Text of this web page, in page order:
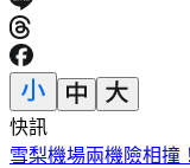
快訊
周子瑜、葉舒華入